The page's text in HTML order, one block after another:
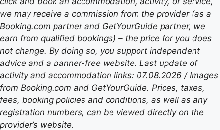
we may receive a commission from the provider (as a
Booking.com partner and GetYourGuide partner, we
earn from qualified bookings) – the price for you does
not change. By doing so, you support independent
advice and a banner-free website. Last update of
activity and accommodation links: 07.08.2026 / Images
from Booking.com and GetYourGuide. Prices, taxes,
fees, booking policies and conditions, as well as any
registration numbers, can be viewed directly on the
provider’s website.